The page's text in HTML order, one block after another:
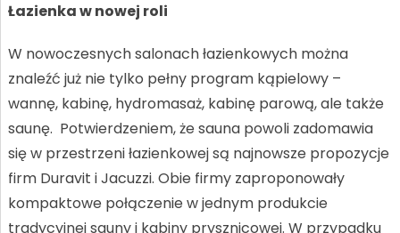
Łazienka w nowej roli
W nowoczesnych salonach łazienkowych można
znaleźć już nie tylko pełny program kąpielowy –
wannę, kabinę, hydromasaż, kabinę parową, ale także
saunę. Potwierdzeniem, że sauna powoli zadomawia
się w przestrzeni łazienkowej są najnowsze propozycje
firm Duravit i Jacuzzi. Obie firmy zaproponowały
kompaktowe połączenie w jednym produkcie
tradycyjnej sauny i kabiny prysznicowej. W przypadku